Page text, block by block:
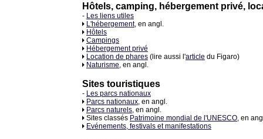
Hôtels, camping, hébergement privé,
- Les liens utiles
L'hébergement, en angl.
Hôtels
Campings
Hébergement privé
Location de phares (lire aussi l'article du Figaro)
Naturisme, en angl.
Sites touristiques
- Les parcs nationaux
Parcs nationaux, en angl.
Parcs naturels, en angl.
Sites classés Patrimoine mondial de l'UNESCO, en
Evénements, festivals et manifestations